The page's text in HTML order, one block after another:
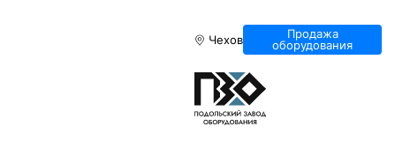
Чехов
Продажа
оборудования